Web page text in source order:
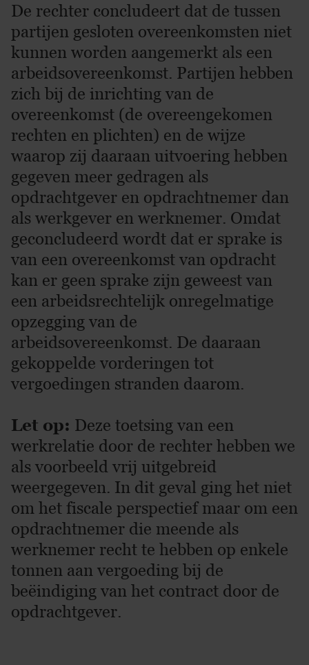
De rechter concludeert dat de tussen
partijen gesloten overeenkomsten niet
kunnen worden aangemerkt als een
arbeidsovereenkomst. Partijen hebben
zich bij de inrichting van de
overeenkomst (de overeengekomen
rechten en plichten) en de wijze
waarop zij daaraan uitvoering hebben
gegeven meer gedragen als
opdrachtgever en opdrachtnemer dan
als werkgever en werknemer. Omdat
geconcludeerd wordt dat er sprake is
van een overeenkomst van opdracht
kan er geen sprake zijn geweest van
een arbeidsrechtelijk onregelmatige
opzegging van de
arbeidsovereenkomst. De daaraan
gekoppelde vorderingen tot
vergoedingen stranden daarom.
Let op: Deze toetsing van een
werkrelatie door de rechter hebben we
als voorbeeld vrij uitgebreid
weergegeven. In dit geval ging het niet
om het fiscale perspectief maar om een
opdrachtnemer die meende als
werknemer recht te hebben op enkele
tonnen aan vergoeding bij de
beëindiging van het contract door de
opdrachtgever.